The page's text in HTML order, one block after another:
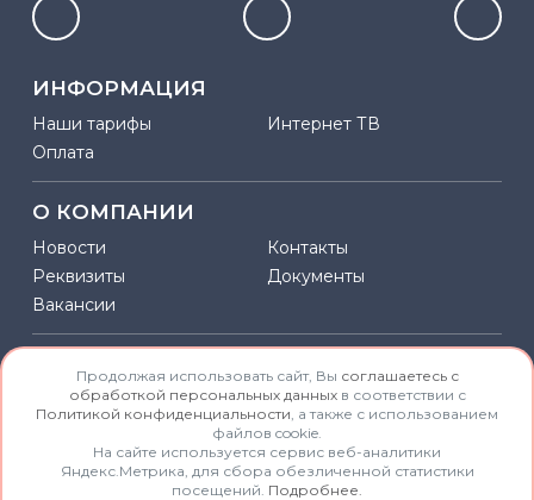
ИНФОРМАЦИЯ
Наши тарифы
Интернет ТВ
Оплата
О КОМПАНИИ
Новости
Контакты
Реквизиты
Документы
Вакансии
Центр обслуживания абонентов:
+7 918 018 55 22
* Стоимость звонков согласно тарифов
Продолжая использовать сайт, Вы соглашаетесь с
обработкой персональных данныхв соответствии с
Политикой конфиденциальности, а также с использованием
файлов cookie.
На сайте используется сервис веб-аналитики
Яндекс.Метрика, для сбора обезличенной статистики
посещений. Подробнее.